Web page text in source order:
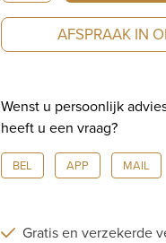
Carrera
Day-
Automatic
|
41mm
AFSPRAAK IN
Wenst u persoonlijk
heeft u een vraag?
BEL APP MAIL
Gratis en verzekerde